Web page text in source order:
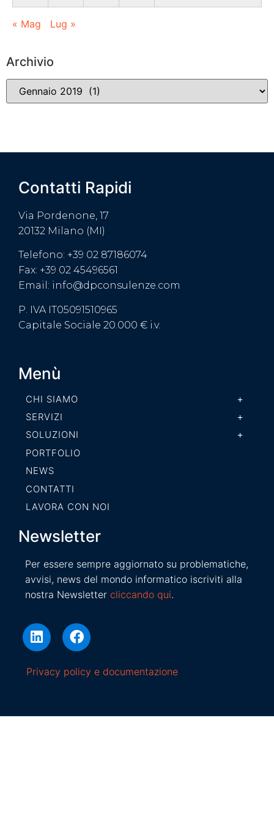
« Mag Lug »
Archivio
Contatti Rapidi
Via Pordenone, 17
20132 Milano (MI)
Telefono: +39 02 87186074
Fax: +39 02 45496561
Email: info@dpconsulenze.com
P. IVA IT05091510965
Capitale Sociale 20.000 € i.v.
Menù
CHI SIAMO
SERVIZI
SOLUZIONI
PORTFOLIO
NEWS
CONTATTI
LAVORA CON NOI
Newsletter
Per essere sempre aggiornato su problematiche,
avvisi, news del mondo informatico iscriviti alla
nostra Newsletter cliccando qui.
Privacy policy e documentazione